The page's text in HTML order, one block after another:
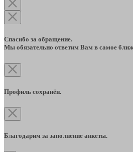
Спасибо за обращение.
Мы обязательно ответим Вам в самое
Профиль сохранён.
Благодарим за заполнение анкеты.